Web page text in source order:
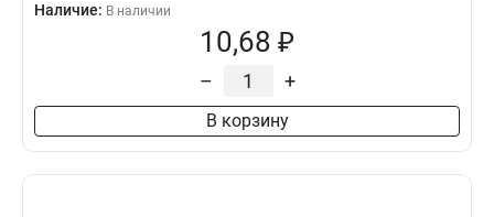
Наличие: В наличии
10,68 ₽
– +
В корзину